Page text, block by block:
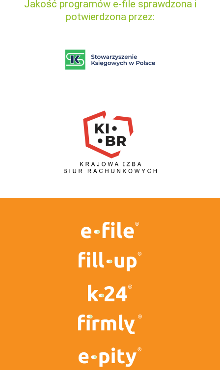
Jakość programów e-file sprawdzona i
potwierdzona przez: